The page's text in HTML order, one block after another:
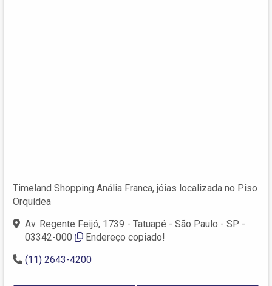
Timeland Shopping Anália Franca, jóias localizada no Piso
Orquídea
Av. Regente Feijó, 1739 - Tatuapé - São Paulo - SP -
03342-000
Endereço copiado!
(11) 2643-4200